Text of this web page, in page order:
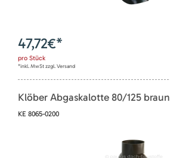
47,72€*
pro Stück
*inkl. MwSt zzgl. Versand
Klöber Abgaskalotte 80/125 braun
KE 8065-0200